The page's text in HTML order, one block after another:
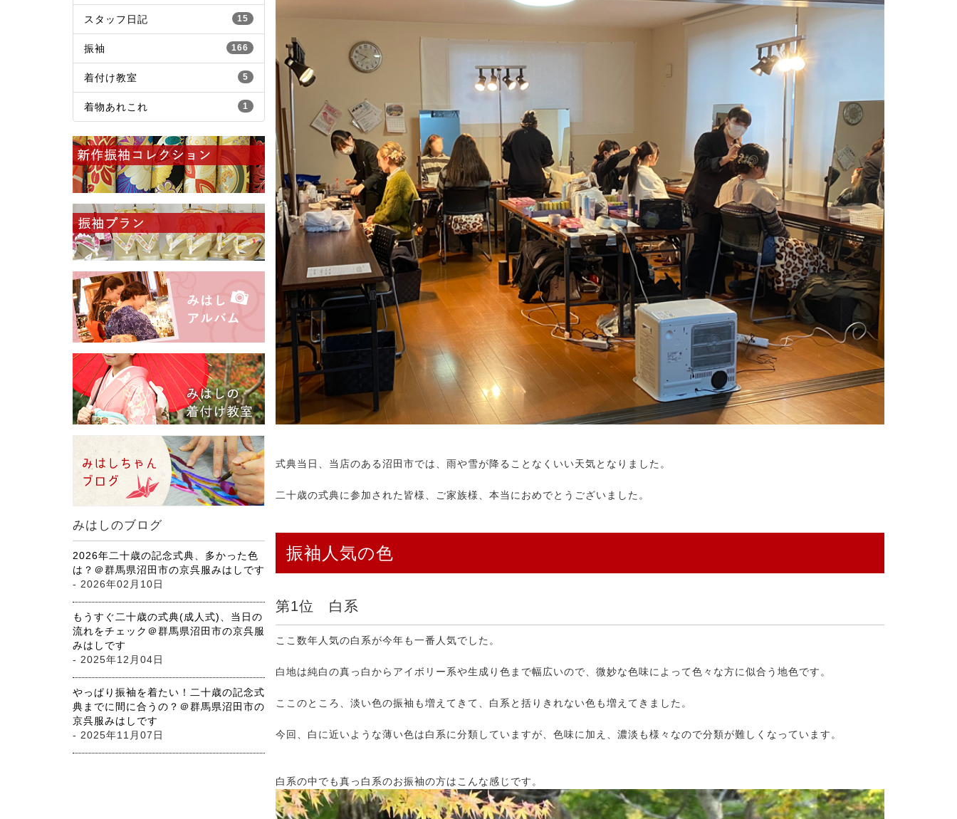
15
スタッフ日記
166
振袖
5
着付け教室
1
着物あれこれ
みはしのブログ
2026年二十歳の記念式典、多かった色
は？＠群馬県沼田市の京呉服みはしです
- 2026年02月10日
もうすぐ二十歳の式典(成人式)、当日の
流れをチェック＠群馬県沼田市の京呉服
みはしです
- 2025年12月04日
やっぱり振袖を着たい！二十歳の記念式
典までに間に合うの？＠群馬県沼田市の
京呉服みはしです
- 2025年11月07日
式典当日、当店のある沼田市では、雨や雪が降ることなくいい天気となりました。
二十歳の式典に参加された皆様、ご家族様、本当におめでとうございました。
振袖人気の色
第1位 白系
ここ数年人気の白系が今年も一番人気でした。
白地は純白の真っ白からアイボリー系や生成り色まで幅広いので、微妙な色味によって色々な方に似合う地色です。
ここのところ、淡い色の振袖も増えてきて、白系と括りきれない色も増えてきました。
今回、白に近いような薄い色は白系に分類していますが、色味に加え、濃淡も様々なので分類が難しくなっています。
白系の中でも真っ白系のお振袖の方はこんな感じです。